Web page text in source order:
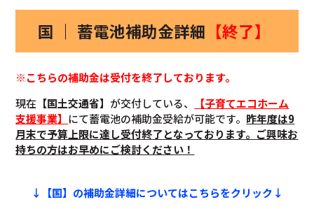
国 ｜ 蓄電池補助金詳細 【終了】
※こちらの補助金は受付を終了しております。
現在 【国土交通省】 が交付している、
【子育てエコホーム
支援事業】 にて蓄電池の補助金受給が可能です。 昨年度は9
月末で予算上限に達し受付終了となっております。ご興味お
持ちの方はお早めにご検討ください！
↓【国】の補助金詳細についてはこちらをクリック↓